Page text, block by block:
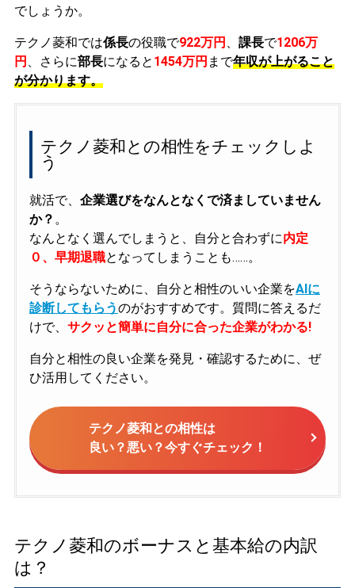
でしょうか。
テクノ菱和では係長の役職で922万円 課長で1206万
円
、さらに部長になると 1454万円 まで年収が上がること
が分かります。
テクノ菱和との相性をチェックしよ
う
就活で、 企業選びをなんとなくで済ましていません
か？ 。
なんとなく選んでしまうと、自分と合わずに内定
０、早期退職となってしまうことも……。
そうならないために、自分と相性のいい企業をAIに
診断してもらうのがおすすめです。質問に答えるだ
けで、 サクッと簡単に自分に合った企業がわかる!
自分と相性の良い企業を発見・確認するために、ぜ
ひ活用してください。
テクノ菱和との相性は
良い？悪い？今すぐチェック！
テクノ菱和のボーナスと基本給の内訳
は？